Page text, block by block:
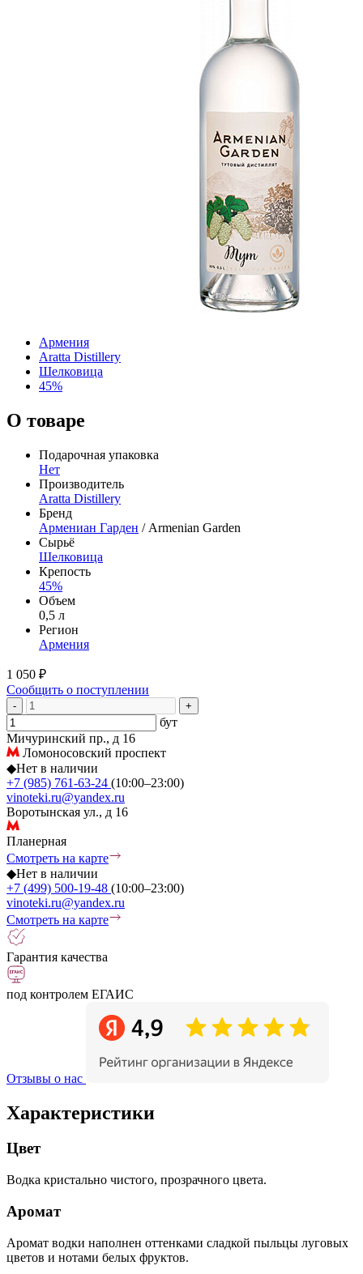
Армения
Aratta Distillery
Шелковица
45%
О товаре
Подарочная упаковка
Нет
Производитель
Aratta Distillery
Бренд
Армениан Гарден / Armenian Garden
Сырьё
Шелковица
Крепость
45%
Объем
0,5 л
Регион
Армения
1 050 ₽
Сообщить о поступлении
- +
бут
Мичуринский пр., д 16
Ломоносовский проспект
◆Нет в наличии
+7 (985) 761-63-24 (10:00–23:00)
vinoteki.ru@yandex.ru
Воротынская ул., д 16
Планерная
Смотреть на карте
◆Нет в наличии
+7 (499) 500-19-48 (10:00–23:00)
vinoteki.ru@yandex.ru
Смотреть на карте
Гарантия качества
под контролем ЕГАИС
Отзывы о нас
Характеристики
Цвет
Водка кристально чистого, прозрачного цвета.
Аромат
Аромат водки наполнен оттенками сладкой пыльцы луговых
цветов и нотами белых фруктов.